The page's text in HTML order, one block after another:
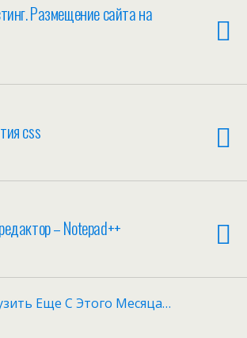
Размещение сайта на
css
– Notepad++
Еще С Этого Месяца…